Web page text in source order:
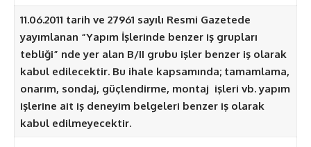
11.06.2011 tarih ve 27961 sayılı Resmi Gazetede
yayımlanan “Yapım İşlerinde benzer iş grupları
tebliği” nde yer alan B/II grubu işler benzer iş olarak
kabul edilecektir. Bu ihale kapsamında; tamamlama,
onarım, sondaj, güçlendirme, montaj işleri vb. yapım
işlerine ait iş deneyim belgeleri benzer iş olarak
kabul edilmeyecektir.